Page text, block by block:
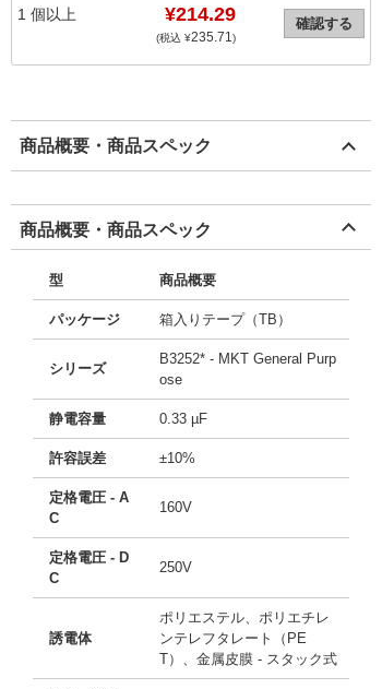
1 個以上 ¥214.29
(税込 ¥235.71)
確認する
商品概要・商品スペック
商品概要・商品スペック
型 商品概要
パッケージ 箱入りテープ（TB）
シリーズ
B3252* - MKT General Purp
ose
静電容量 0.33 µF
許容誤差 ±10%
定格電圧 - A
C
160V
定格電圧 - D
C
250V
誘電体
ポリエステル、ポリエチレ
ンテレフタレート（PE
T）、金属皮膜 - スタック式